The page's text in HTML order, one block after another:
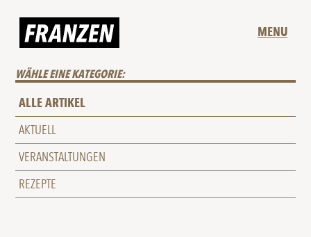
MENU
WÄHLE EINE KATEGORIE:
ALLE ARTIKEL
AKTUELL
VERANSTALTUNGEN
REZEPTE